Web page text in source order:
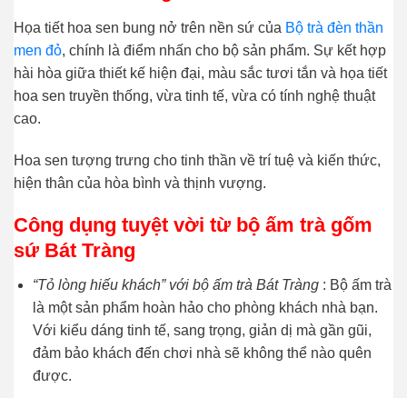
Họa tiết hoa sen bung nở trên nền sứ của Bộ trà đèn thần
men đỏ, chính là điểm nhấn cho bộ sản phẩm. Sự kết hợp
hài hòa giữa thiết kế hiện đại, màu sắc tươi tắn và họa tiết
hoa sen truyền thống, vừa tinh tế, vừa có tính nghệ thuật
cao.
Hoa sen tượng trưng cho tinh thần về trí tuệ và kiến thức,
hiện thân của hòa bình và thịnh vượng.
Công dụng tuyệt vời từ bộ ấm trà gốm
sứ Bát Tràng
“Tỏ lòng hiếu khách” với bộ ấm trà Bát Tràng: Bộ ấm trà
là một sản phẩm hoàn hảo cho phòng khách nhà bạn.
Với kiểu dáng tinh tế, sang trọng, giản dị mà gần gũi,
đảm bảo khách đến chơi nhà sẽ không thể nào quên
được.